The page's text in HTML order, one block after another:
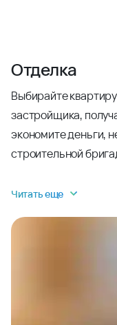
Отделка
Выбирайте
застройщика,
экономите деньги,
строительной
Читать еще